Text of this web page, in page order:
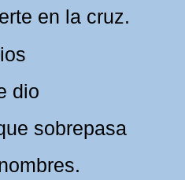
en la cruz.
dio
sobrepasa